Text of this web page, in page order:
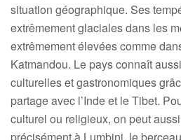
situation géographique. Ses
extrêmement glaciales dans les
extrêmement élevées comme
Katmandou. Le pays connaît
culturelles et gastronomiques
partage avec l’Inde et le Tibet.
culturel ou religieux, on peut
précisément à Lumbini, le